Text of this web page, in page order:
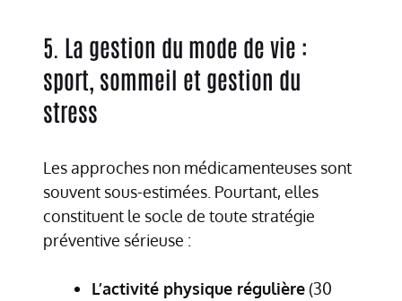
5. La gestion du mode de vie :
sport, sommeil et gestion du
stress
Les approches non médicamenteuses sont
souvent sous-estimées. Pourtant, elles
constituent le socle de toute stratégie
préventive sérieuse :
L’activité physique régulière (30